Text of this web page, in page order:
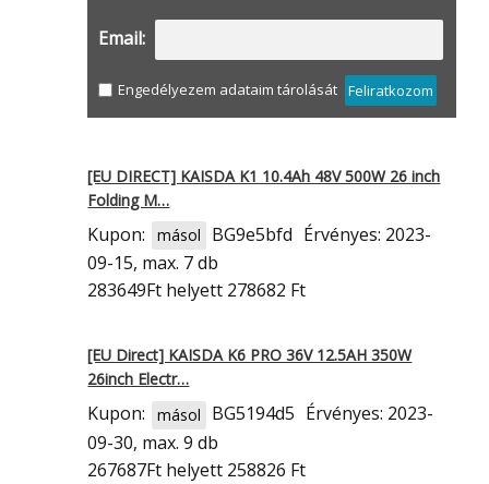
Email:
Engedélyezem adataim tárolását Feliratkozom
[EU DIRECT] KAISDA K1 10.4Ah 48V 500W 26 inch
Folding M…
Kupon: másol BG9e5bfd Érvényes: 2023-
09-15, max. 7 db
283649Ft helyett 278682 Ft
[EU Direct] KAISDA K6 PRO 36V 12.5AH 350W
26inch Electr…
Kupon: másol BG5194d5 Érvényes: 2023-
09-30, max. 9 db
267687Ft helyett 258826 Ft